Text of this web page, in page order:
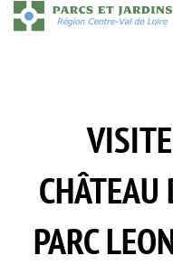
Aller
au
CHÂTEAU
PARC